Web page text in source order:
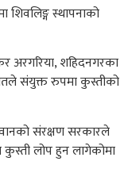
स्थापनाको
अरगरिया, शहिदनगरका
संयुक्त रुपमा कुस्तीको
संरक्षण सरकारले
कुस्ती लोप हुन लागेकोमा